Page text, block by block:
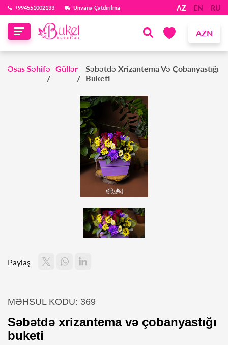
‪+994551002133‬ Ünvana Çatdırılma AZ EN RU
AZN
Əsas Səhifə Güllər
Səbətdə Xrizantema Və Çobanyastığı
Buketi
Paylaş
MƏHSUL KODU: 369
Səbətdə xrizantema və çobanyastığı
buketi